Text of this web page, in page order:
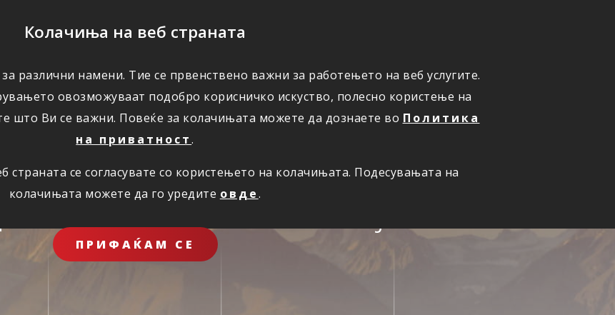
Колачиња на веб страната
различни намени. Тие се првенствено важни за работењето на веб услугите.
овозможуваат подобро корисничко искуство, полесно користење на
што Ви се важни. Повеќе за колачињата можете да дознаете во Политика
на приватност.
се согласувате со користењето на колачињата. Подесувањата на
колачињата можете да го уредите овде.
ПРИФАЌАМ СЕ
за целото семејство